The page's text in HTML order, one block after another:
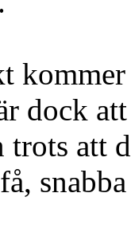
dock
att